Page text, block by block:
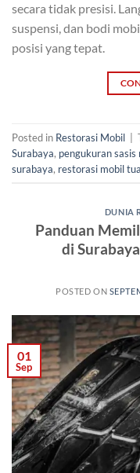
secara tidak presisi.
suspensi, dan bodi
posisi yang tepat.
Posted in Restorasi Mobil
Surabaya, pengukuran sasis
surabaya, restorasi mobil tua
DUNIA
Panduan
di
POSTED ON
01
Sep